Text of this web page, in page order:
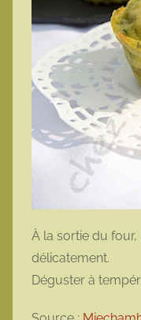
À la sortie du
délicatement.
Déguster à